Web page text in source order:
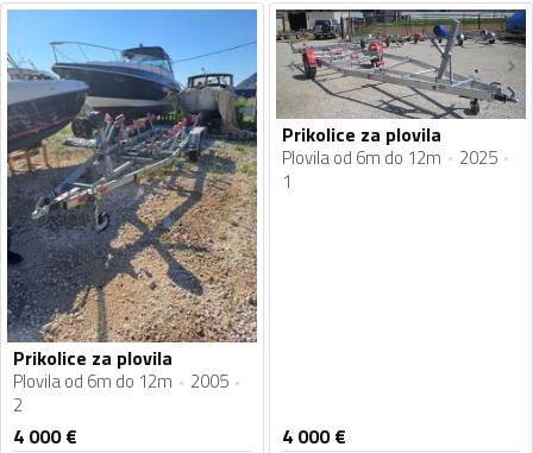
Prikolice za plovila
Plovila od 6m do 12m
2005
2
4 000€
Prikolice za plovila
Plovila od 6m do 12m
2025
1
4 000€